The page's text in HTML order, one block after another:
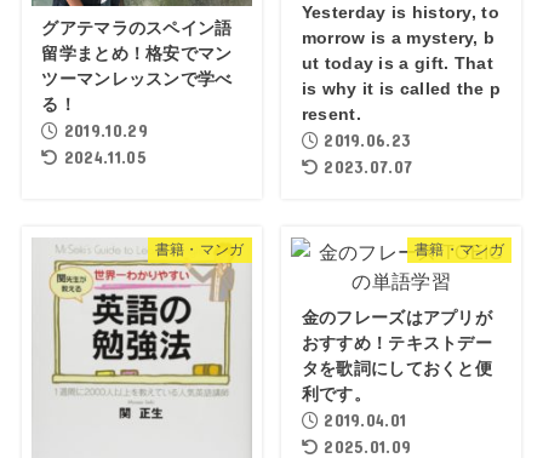
グアテマラのスペイン語
留学まとめ！格安でマン
ツーマンレッスンで学べ
る！
2019.10.29
2024.11.05
Yesterday is history, to
morrow is a mystery, b
ut today is a gift. That
is why it is called the p
resent.
2019.06.23
2023.07.07
書籍・マンガ 書籍・マンガ
金のフレーズはアプリが
おすすめ！テキストデー
タを歌詞にしておくと便
利です。
2019.04.01
2025.01.09